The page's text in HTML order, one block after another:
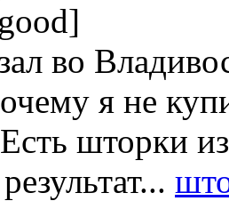
во
я не
шторки